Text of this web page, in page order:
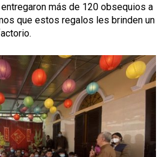
más de 120 obsequios a
que estos regalos les brinden un